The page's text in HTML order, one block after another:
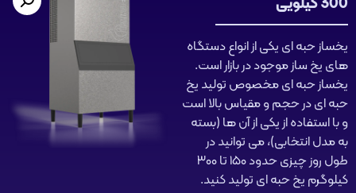
یخساز حبه ای یکی از انواع دستگاه
های یخ ساز موجود در بازار است.
یخساز حبه ای مخصوص تولید یخ
حبه ای در حجم و مقیاس بالا است
و با استفاده از یکی از آن ها (بسته
به مدل انتخابی)، می توانید در
طول روز چیزی حدود ۱۵۰ تا ۳۰۰
کیلوگرم یخ حبه ای تولید کنید.